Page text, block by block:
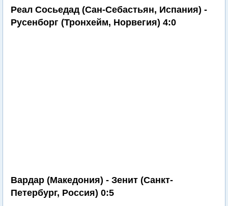
Реал Сосьедад (Сан-Себастьян, Испания) -
Русенборг (Тронхейм, Норвегия) 4:0
Вардар (Македония) - Зенит (Санкт-
Петербург, Россия) 0:5